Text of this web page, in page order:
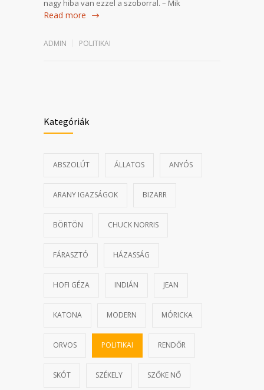
nagy hiba van ezzel a szoborral. – Mik
Read more
ADMIN POLITIKAI
Kategóriák
ABSZOLÚT ÁLLATOS ANYÓS
ARANY IGAZSÁGOK BIZARR
BÖRTÖN CHUCK NORRIS
FÁRASZTÓ HÁZASSÁG
HOFI GÉZA INDIÁN JEAN
KATONA MODERN MÓRICKA
ORVOS POLITIKAI RENDŐR
SKÓT SZÉKELY SZŐKE NŐ